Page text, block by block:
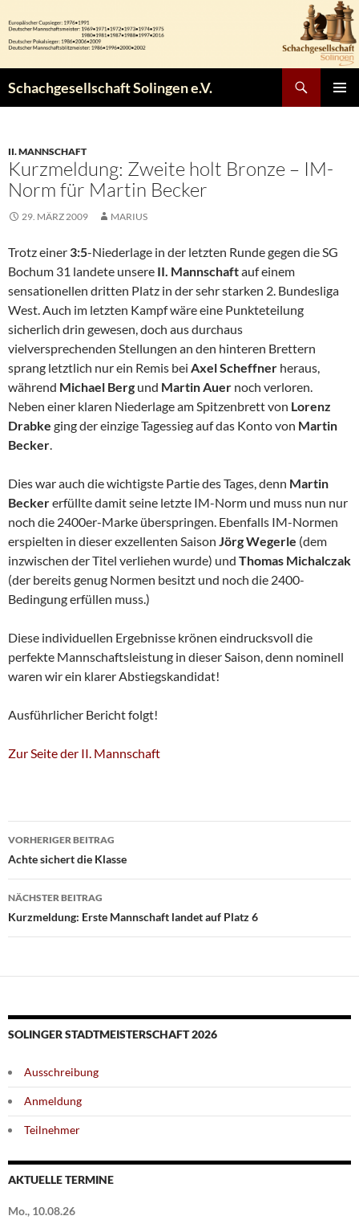
Inhalt
springen
Schachgesellschaft Solingen e.V.
II. MANNSCHAFT
Kurzmeldung: Zweite holt Bronze – IM-
Norm für Martin Becker
29. MÄRZ 2009 MARIUS
Trotz einer 3:5-Niederlage in der letzten Runde gegen die SG
Bochum 31 landete unsere II. Mannschaftauf einem
sensationellen dritten Platz in der sehr starken 2. Bundesliga
West. Auch im letzten Kampf wäre eine Punkteteilung
sicherlich drin gewesen, doch aus durchaus
vielversprechenden Stellungen an den hinteren Brettern
sprang letztlich nur ein Remis bei Axel Scheffner heraus,
während Michael Berg und MartinAuer noch verloren.
Neben einer klaren Niederlage am Spitzenbrett von Lorenz
Drabke ging der einzige Tagessieg auf das Konto von Martin
Becker.
Dies war auch die wichtigste Partie des Tages, denn Martin
Beckererfüllte damit seine letzte IM-Norm und muss nun nur
noch die 2400er-Marke überspringen. Ebenfalls IM-Normen
erspielten in dieser exzellenten Saison Jörg Wegerle (dem
inzwischen der Titel verliehen wurde) und Thomas Michalczak
(der bereits genug Normen besitzt und noch die 2400-
Bedingung erfüllen muss.)
Diese individuellen Ergebnisse krönen eindrucksvoll die
perfekte Mannschaftsleistung in dieser Saison, denn nominell
waren wir ein klarer Abstiegskandidat!
Ausführlicher Bericht folgt!
Zur Seite der II. Mannschaft
Beitragsnavigation
VORHERIGER BEITRAG
Achte sichert die Klasse
NÄCHSTER BEITRAG
Kurzmeldung: Erste Mannschaft landet auf Platz 6
SOLINGER STADTMEISTERSCHAFT 2026
Ausschreibung
Anmeldung
Teilnehmer
AKTUELLE TERMINE
Mo., 10.08.26